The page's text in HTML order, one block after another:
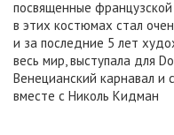
посвященные
в этих костюмах стал
и за последние 5 лет
весь мир, выступала для
Венецианский карнавал и
вместе с Николь Кидман